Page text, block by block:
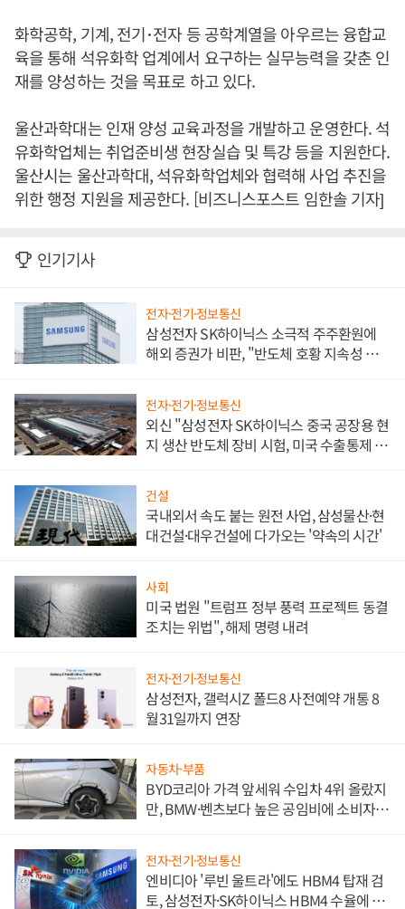
화학공학, 기계, 전기･전자 등 공학계열을 아우르는 융합교
육을 통해 석유화학 업계에서 요구하는 실무능력을 갖춘 인
재를 양성하는 것을 목표로 하고 있다.
울산과학대는 인재 양성 교육과정을 개발하고 운영한다. 석
유화학업체는 취업준비생 현장실습 및 특강 등을 지원한다.
울산시는 울산과학대, 석유화학업체와 협력해 사업 추진을
위한 행정 지원을 제공한다. [비즈니스포스트 임한솔 기자]
인기기사
전자·전기·정보통신
삼성전자 SK하이닉스 소극적 주주환원에
해외 증권가 비판, "반도체 호황 지속성 의
전자·전기·정보통신
외신 "삼성전자 SK하이닉스 중국 공장용 현
지 생산 반도체 장비 시험, 미국 수출통제 대
건설
국내외서 속도 붙는 원전 사업, 삼성물산·현
대건설·대우건설에 다가오는 '약속의 시간'
사회
미국 법원 "트럼프 정부 풍력 프로젝트 동결
조치는 위법", 해제 명령 내려
전자·전기·정보통신
삼성전자, 갤럭시Z 폴드8 사전예약 개통 8
월31일까지 연장
자동차·부품
BYD코리아 가격 앞세워 수입차 4위 올랐지
만, BMW·벤츠보다 높은 공임비에 소비자
전자·전기·정보통신
엔비디아 '루빈 울트라'에도 HBM4 탑재 검
토, 삼성전자·SK하이닉스 HBM4 수율에 주